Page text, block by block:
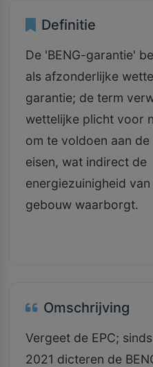
Definitie
De 'BENG-garantie'
als afzonderlijke
garantie; de term
wettelijke plicht voor
om te voldoen aan de
eisen, wat indirect de
energiezuinigheid
gebouw waarborgt.
Omschrijving
Vergeet de EPC;
2021 dicteren de